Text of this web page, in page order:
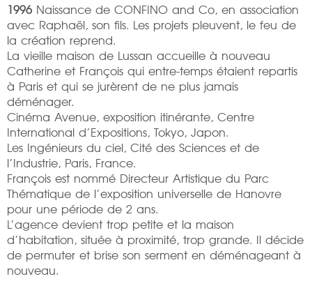
1996 Naissance de CONFINO and Co, en association
avec Raphaël, son fils. Les projets pleuvent, le feu de
la création reprend.
La vieille maison de Lussan accueille à nouveau
Catherine et François qui entre-temps étaient repartis
à Paris et qui se jurèrent de ne plus jamais
déménager.
Cinéma Avenue, exposition itinérante, Centre
International d’Expositions, Tokyo, Japon.
Les Ingénieurs du ciel, Cité des Sciences et de
l’Industrie, Paris, France.
François est nommé Directeur Artistique du Parc
Thématique de l’exposition universelle de Hanovre
pour une période de 2 ans.
L’agence devient trop petite et la maison
d’habitation, située à proximité, trop grande. Il décide
de permuter et brise son serment en déménageant à
nouveau.